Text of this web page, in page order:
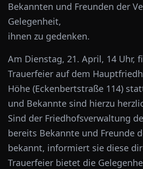
Bekannten und Freunden der
Gelegenheit,
ihnen zu gedenken.
Am Dienstag, 21. April, 14 Uhr,
Trauerfeier auf dem
Höhe (Eckenbertstraße 114)
und Bekannte sind hierzu
Sind der Friedhofsverwaltung
bereits Bekannte und Freunde
bekannt, informiert sie diese
Trauerfeier bietet die